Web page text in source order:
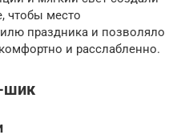
чтобы место
праздника и позволяло
и расслабленно.
шик